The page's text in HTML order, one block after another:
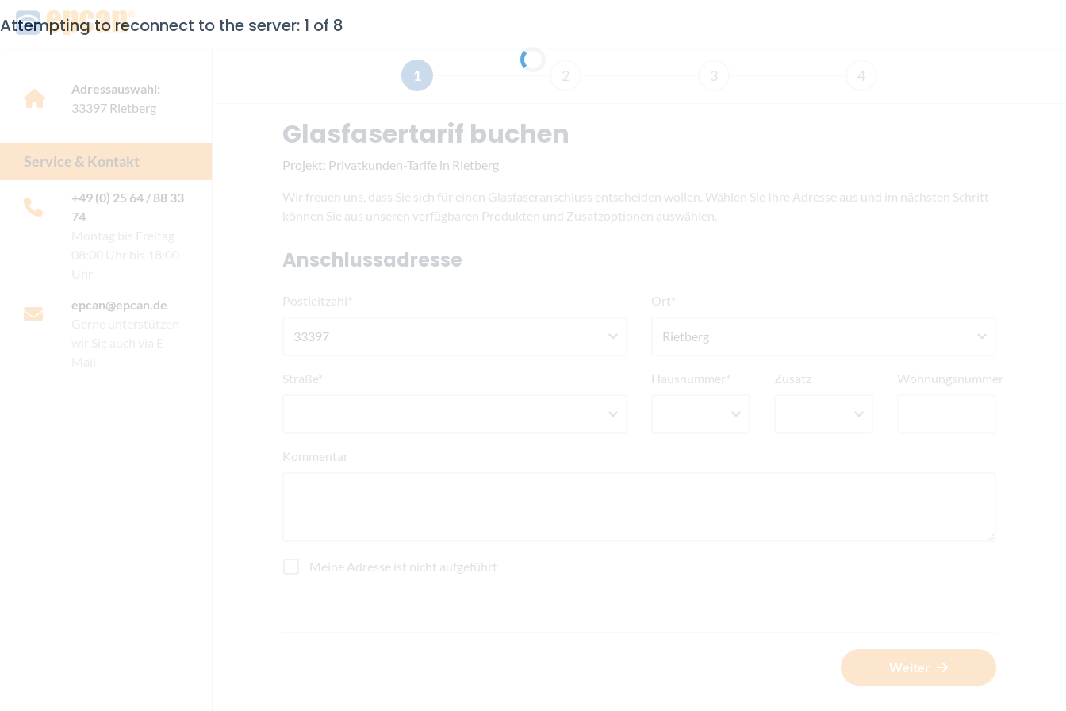
1 2 3 4
Adressauswahl:
33397 Rietberg
Service & Kontakt
+49 (0) 25 64 / 88 33
74
epcan@epcan.de
Glasfasertarif buchen
Projekt: Privatkunden-Tarife in Rietberg
Wir freuen uns, dass Sie sich für einen Glasfaseranschluss entscheiden wollen. Wählen Sie Ihre Adresse aus und im nächsten Schritt
können Sie aus unseren verfügbaren Produkten und Zusatzoptionen auswählen.
Anschlussadresse
Postleitzahl* Ort*
Straße* Hausnummer* Zusatz Wohnungsnummer
Kommentar
Meine Adresse ist nicht aufgeführt
Weiter